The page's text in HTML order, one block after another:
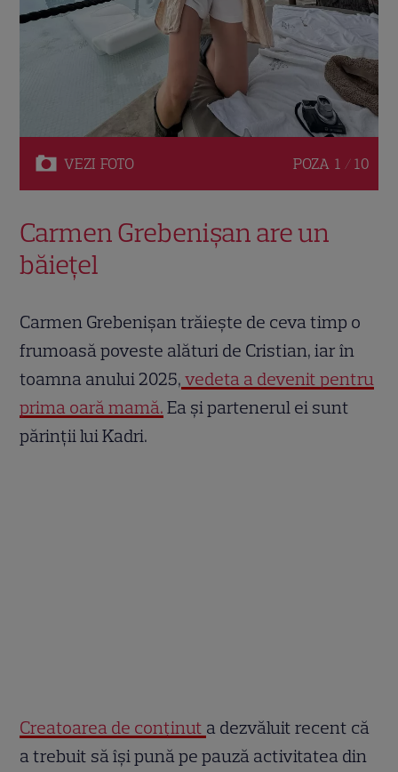
VEZI FOTO POZA 1 / 10
Carmen Grebenișan are un
băiețel
Carmen Grebenișan trăiește de ceva timp o
frumoasă poveste alături de Cristian, iar în
toamna anului 2025, vedeta a devenit pentru
prima oară mamă. Ea și partenerul ei sunt
părinții lui Kadri.
Creatoarea de conținut a dezvăluit recent că
a trebuit să își pună pe pauză activitatea din